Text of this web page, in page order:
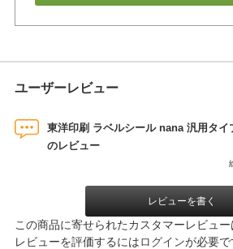
ユーザーレビュー
東洋印刷 ラベルシール nana 汎用タ
のレビュー
レビューを書く
この商品に寄せられたカスタマーレビュー
レビューを評価するにはログインが必要で